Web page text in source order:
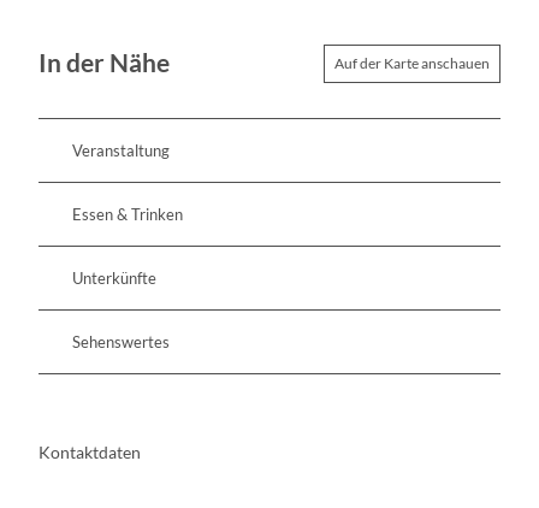
In der Nähe Auf der Karte anschauen
Veranstaltung
Essen & Trinken
Unterkünfte
Sehenswertes
Kontaktdaten